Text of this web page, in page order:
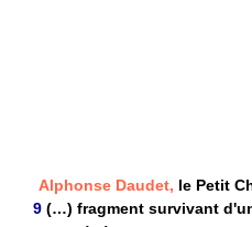
Alphonse Daudet, le Petit
9 (…) fragment survivant